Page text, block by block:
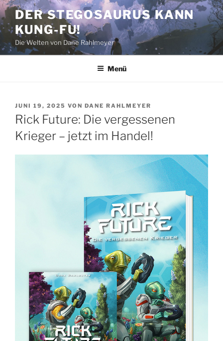
Zum
Inhalt
springen
DER STEGOSAURUS KANN
KUNG-FU!
Die Welten von Dane Rahlmeyer
Menü
VERÖFFENTLICHT
AM
JUNI 19, 2025 VON DANE RAHLMEYER
Rick Future: Die vergessenen
Krieger – jetzt im Handel!